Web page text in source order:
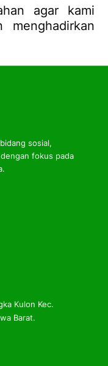
agar kami
sosial,
fokus pada
Kulon Kec.
Barat.